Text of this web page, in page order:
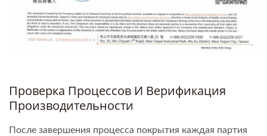
Проверка Процессов И Верификация
Производительности
После завершения процесса покрытия каждая партия